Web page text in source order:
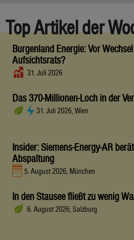
Top Artikel der
Burgenland Energie: Vor
Aufsichtsrats?
31. Juli 2026
Das 370-Millionen-Loch in der
31. Juli 2026, Wien
Insider: Siemens-Energy-AR
Abspaltung
5. August 2026, München
In den Stausee fließt zu wenig
6. August 2026, Salzburg